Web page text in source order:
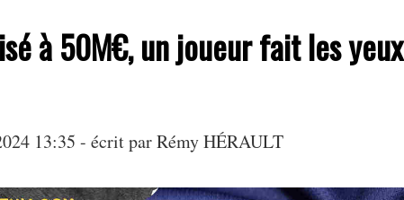
à 50M€, un joueur fait les yeux
13:35 - écrit parRémy HÉRAULT